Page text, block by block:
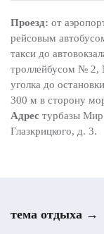
Проезд: от
рейсовым
такси до
троллейбусом № 2,
уголка до
300 м в сторону
Адрес турбазы
Глазкрицкого, д. 3.
тема отдыха →